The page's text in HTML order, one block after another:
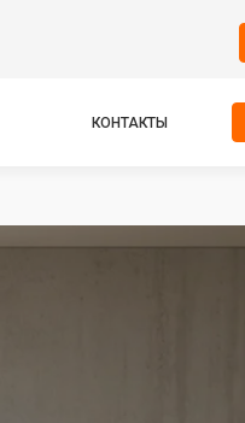
КОНТАКТЫ